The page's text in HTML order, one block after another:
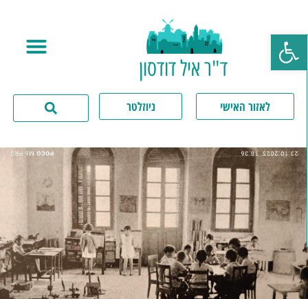
פתח סרגל נגישות
ד"ר איל דודסון
לאזור האישי ניוזלטר